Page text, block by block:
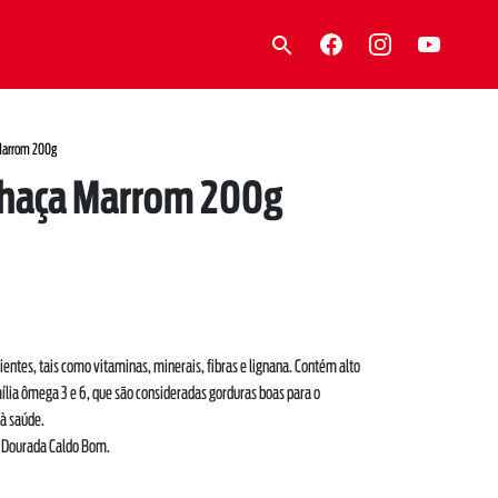
200g
Marrom 200g
tais como vitaminas, minerais, fibras e lignana. Contém alto
ômega 3 e 6, que são consideradas gorduras boas para o
saúde.
Caldo Bom.